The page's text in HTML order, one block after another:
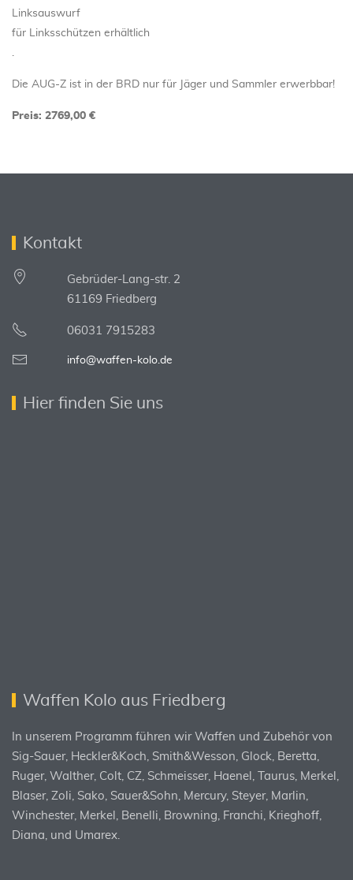
Linksauswurf
für Linksschützen erhältlich
.
Die AUG-Z ist in der BRD nur für Jäger und Sammler erwerbbar!
Preis: 2769,00 €
Kontakt
Gebrüder-Lang-str. 2
61169 Friedberg
06031 7915283
info@waffen-kolo.de
Hier finden Sie uns
Waffen Kolo aus Friedberg
In unserem Programm führen wir Waffen und Zubehör von
Sig-Sauer, Heckler&Koch, Smith&Wesson, Glock, Beretta,
Ruger, Walther, Colt, CZ, Schmeisser, Haenel, Taurus, Merkel,
Blaser, Zoli, Sako, Sauer&Sohn, Mercury, Steyer, Marlin,
Winchester, Merkel, Benelli, Browning, Franchi, Krieghoff,
Diana, und Umarex.